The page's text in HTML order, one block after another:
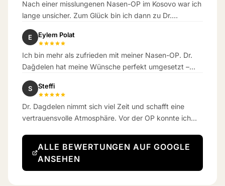
Nach einer misslungenen Nasen-OP im Kosovo war ich
lange unsicher. Zum Glück bin ich dann zu Dr.
Erwartungen übertroffen.
E Eylem Polat
Ich bin mehr als zufrieden mit meiner Nasen-OP. Dr.
Dağdelen hat meine Wünsche perfekt umgesetzt –
S Steffi
Dr. Dagdelen nimmt sich viel Zeit und schafft eine
vertrauensvolle Atmosphäre. Vor der OP konnte ich
bekomme ich richtig gut Luft.
ALLE BEWERTUNGEN AUF GOOGLE
ANSEHEN